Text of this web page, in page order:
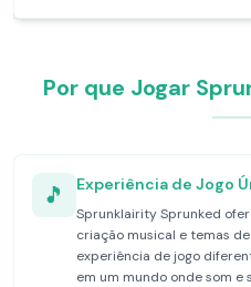
Por que Jogar
🎵 Experiência de Jogo
Sprunklairity Sprunked
criação musical e temas
experiência de jogo
em um mundo onde som e